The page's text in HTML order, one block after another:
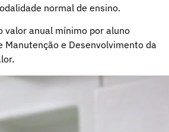
normal de ensino.
valor anual mínimo por aluno
e Desenvolvimento da